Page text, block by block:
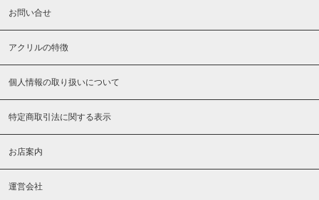
お問い合せ
アクリルの特徴
個人情報の取り扱いについて
特定商取引法に関する表示
お店案内
運営会社